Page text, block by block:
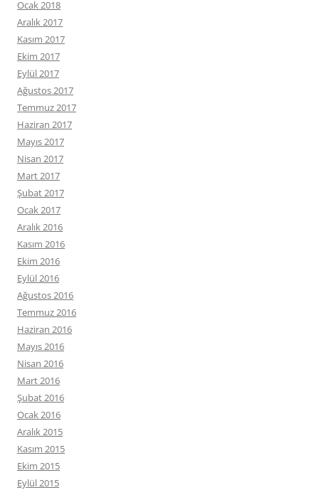
Ocak 2018
Aralık 2017
Kasım 2017
Ekim 2017
Eylül 2017
Ağustos 2017
Temmuz 2017
Haziran 2017
Mayıs 2017
Nisan 2017
Mart 2017
Şubat 2017
Ocak 2017
Aralık 2016
Kasım 2016
Ekim 2016
Eylül 2016
Ağustos 2016
Temmuz 2016
Haziran 2016
Mayıs 2016
Nisan 2016
Mart 2016
Şubat 2016
Ocak 2016
Aralık 2015
Kasım 2015
Ekim 2015
Eylül 2015